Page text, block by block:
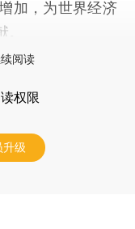
加，为世界经济
阅读
权限
升级